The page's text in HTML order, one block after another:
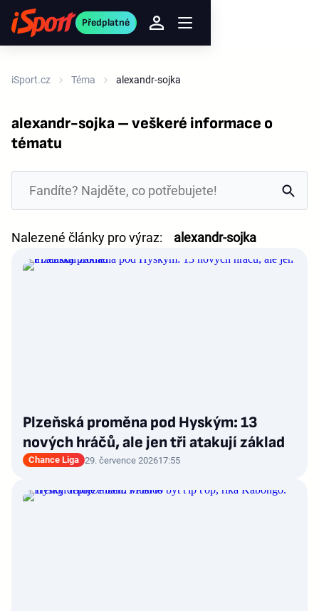
Předplatné
iSport.cz Téma alexandr-sojka
alexandr-sojka – veškeré informace o
tématu
Nalezené články pro výraz: alexandr-sojka
Plzeňská proměna pod Hyským: 13
nových hráčů, ale jen tři atakují základ
Chance Liga 29. července 202617:55